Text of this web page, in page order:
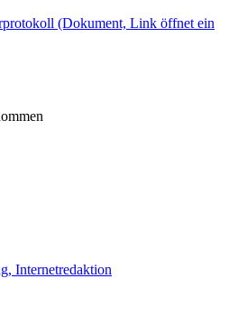
(Dokument, Link öffnet ein
Internetredaktion